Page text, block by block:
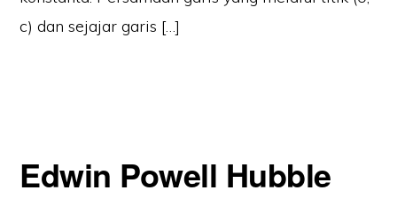
c) dan sejajar garis […]
Edwin Powell Hubble